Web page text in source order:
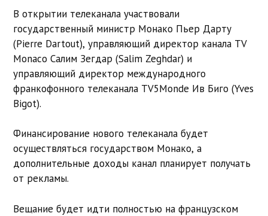
В открытии телеканала участвовали
государственный министр Монако Пьер Дарту
(Pierre Dartout), управляющий директор канала TV
Monaco Салим Зегдар (Salim Zeghdar) и
управляющий директор международного
франкофонного телеканала TV5Monde Ив Биго (Yves
Bigot).
Финансирование нового телеканала будет
осуществляться государством Монако, а
дополнительные доходы канал планирует получать
от рекламы.
Вещание будет идти полностью на французском